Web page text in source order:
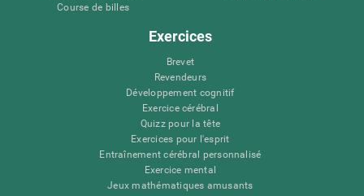
Course de billes
Exercices
Brevet
Revendeurs
Développement cognitif
Exercice cérébral
Quizz pour la tête
Exercices pour l'esprit
Entraînement cérébral personnalisé
Exercice mental
Jeux mathématiques amusants